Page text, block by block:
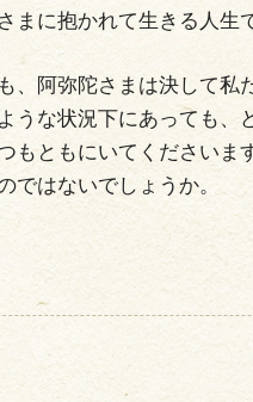
まに抱かれて生きる人生
、阿弥陀さまは決して私
うな状況下にあっても
もともにいてくださいま
ではないでしょうか。